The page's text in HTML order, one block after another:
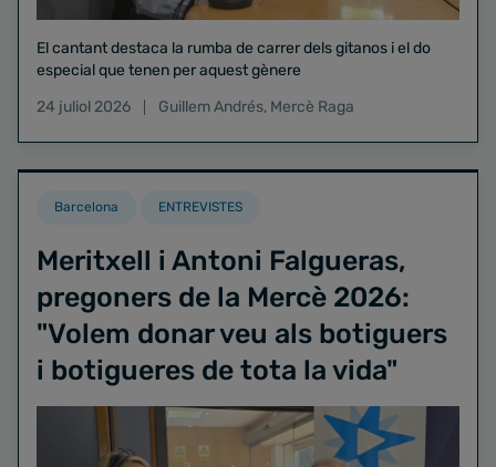
El cantant destaca la rumba de carrer dels gitanos i el do
especial que tenen per aquest gènere
24 juliol 2026
Guillem Andrés, Mercè Raga
Barcelona ENTREVISTES
Meritxell i Antoni Falgueras,
pregoners de la Mercè 2026:
"Volem donar veu als botiguers
i botigueres de tota la vida"